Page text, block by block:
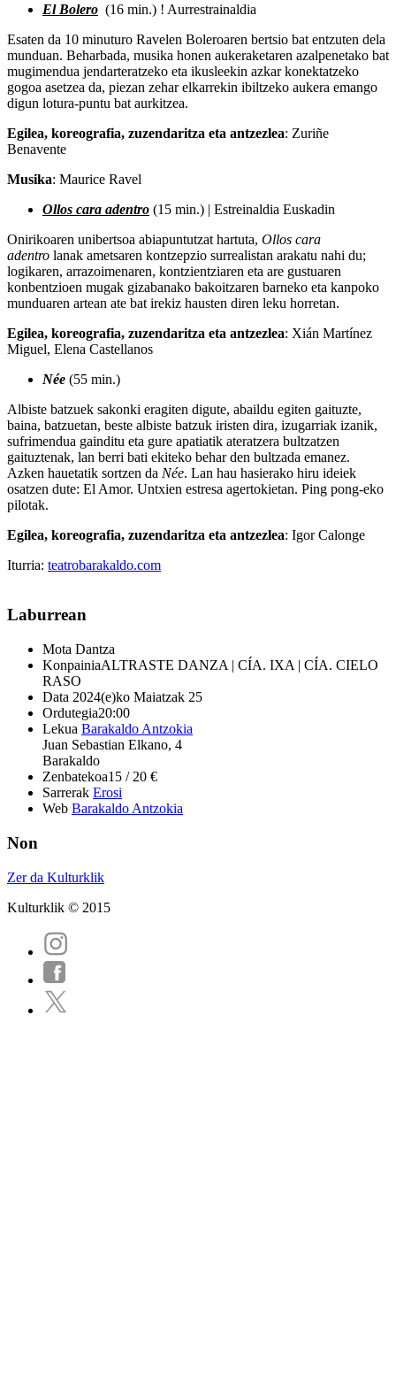
El Bolero (16 min.) ! Aurrestrainaldia
Esaten da 10 minuturo Ravelen Boleroaren bertsio bat entzuten dela
munduan. Beharbada, musika honen aukeraketaren azalpenetako bat
mugimendua jendarteratzeko eta ikusleekin azkar konektatzeko
gogoa asetzea da, piezan zehar elkarrekin ibiltzeko aukera emango
digun lotura-puntu bat aurkitzea.
Egilea, koreografia, zuzendaritza eta antzezlea: Zuriñe
Benavente
Musika: Maurice Ravel
Ollos cara adentro (15 min.) | Estreinaldia Euskadin
Onirikoaren unibertsoa abiapuntutzat hartuta, Ollos cara
adentro lanak ametsaren kontzepzio surrealistan arakatu nahi du;
logikaren, arrazoimenaren, kontzientziaren eta are gustuaren
konbentzioen mugak gizabanako bakoitzaren barneko eta kanpoko
munduaren artean ate bat irekiz hausten diren leku horretan.
Egilea, koreografia, zuzendaritza eta antzezlea: Xián Martínez
Miguel, Elena Castellanos
Née (55 min.)
Albiste batzuek sakonki eragiten digute, abaildu egiten gaituzte,
baina, batzuetan, beste albiste batzuk iristen dira, izugarriak izanik,
sufrimendua gainditu eta gure apatiatik ateratzera bultzatzen
gaituztenak, lan berri bati ekiteko behar den bultzada emanez.
Azken hauetatik sortzen da Née. Lan hau hasierako hiru ideiek
osatzen dute: El Amor. Untxien estresa agertokietan. Ping pong-eko
pilotak.
Egilea, koreografia, zuzendaritza eta antzezlea: Igor Calonge
Iturria: teatrobarakaldo.com
Laburrean
Mota Dantza
KonpainiaALTRASTE DANZA | CÍA. IXA | CÍA. CIELO
RASO
Data 2024(e)ko Maiatzak 25
Ordutegia20:00
Lekua Barakaldo Antzokia
Juan Sebastian Elkano, 4
Barakaldo
Zenbatekoa15 / 20 €
Sarrerak Erosi
Web Barakaldo Antzokia
Non
Zer da Kulturklik
Kulturklik © 2015